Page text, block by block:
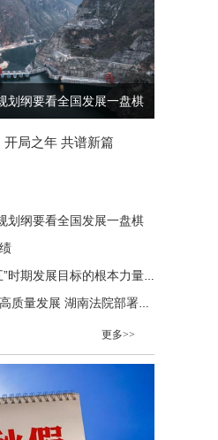
划纲要看全国发展一盘棋
开局之年 共谱新篇
划纲要看全国发展一盘棋
劳动是实现“十五五”时期发展目标的根本力量（深入学习贯彻习近平新时代中国特色社会主义思想）
全力服务保障经济高质量发展 湖南法院部署企业服务年行动
更多>>